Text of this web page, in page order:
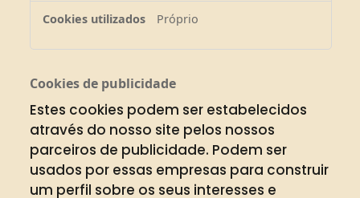
Próprio
Cookies de publicidade
Estes cookies podem ser estabelecidos
através do nosso site pelos nossos
parceiros de publicidade. Podem ser
usados por essas empresas para construir
um perfil sobre os seus interesses e